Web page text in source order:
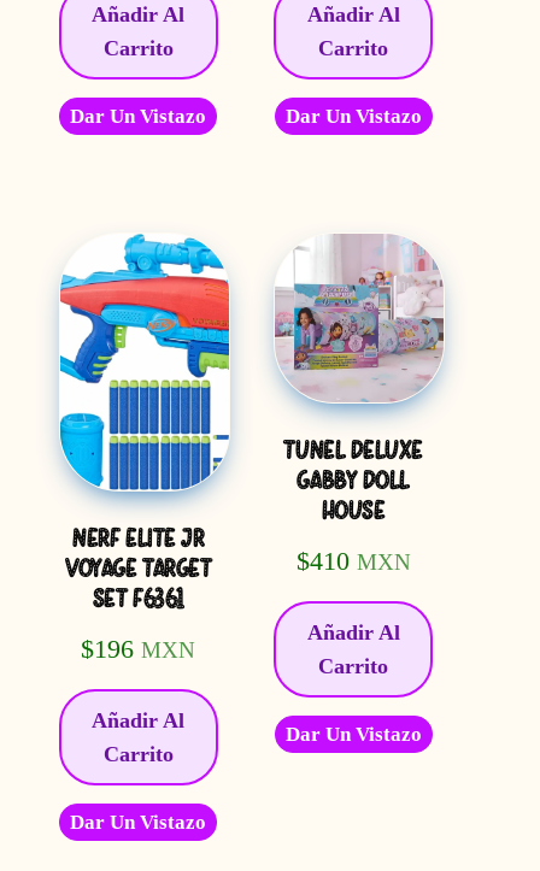
Añadir Al
Carrito
Dar Un Vistazo
Añadir Al
Carrito
Dar Un Vistazo
NERF ELITE JR
VOYAGE TARGET
SET F6361
$196 MXN
Añadir Al
Carrito
Dar Un Vistazo
TUNEL DELUXE
GABBY DOLL
HOUSE
$410 MXN
Añadir Al
Carrito
Dar Un Vistazo